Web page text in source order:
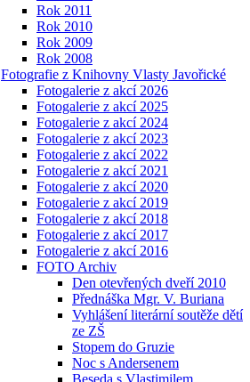
Rok 2011
Rok 2010
Rok 2009
Rok 2008
Fotografie z Knihovny Vlasty Javořické
Fotogalerie z akcí 2026
Fotogalerie z akcí 2025
Fotogalerie z akcí 2024
Fotogalerie z akcí 2023
Fotogalerie z akcí 2022
Fotogalerie z akcí 2021
Fotogalerie z akcí 2020
Fotogalerie z akcí 2019
Fotogalerie z akcí 2018
Fotogalerie z akcí 2017
Fotogalerie z akcí 2016
FOTO Archiv
Den otevřených dveří 2010
Přednáška Mgr. V. Buriana
Vyhlášení literární soutěže dětí
ze ZŠ
Stopem do Gruzie
Noc s Andersenem
Beseda s Vlastimilem